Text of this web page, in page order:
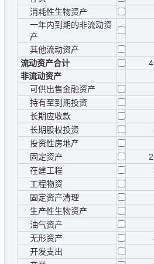
消耗性生物资产
一年内到期的非流动资
产
其他流动资产
流动资产合计
非流动资产
可供出售金融资产
持有至到期投资
长期应收款
长期股权投资
投资性房地产
固定资产
在建工程
工程物资
固定资产清理
生产性生物资产
油气资产
无形资产
开发支出